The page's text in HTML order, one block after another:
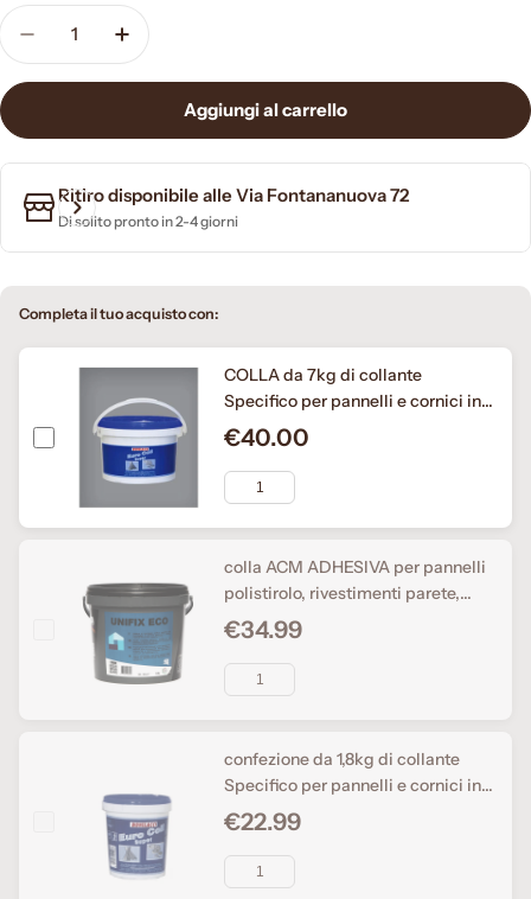
Quantità
Diminuisci la quantità per DAPHNE mudel
Aumenta la quantità per DAPHNE
Aggiungi al carrello
Ritiro disponibile alle Via Fontananuova 72
Di solito pronto in 2-4 giorni
Completa il tuo acquisto con:
COLLA da 7kg di collante
Specifico per pannelli e cornici in
polistirolo
€40.00
colla ACM ADHESIVA per pannelli
polistirolo, rivestimenti parete,
boiserie
€34.99
confezione da 1,8kg di collante
Specifico per pannelli e cornici in
polistirolo, rapida asciugatura,
antimuffa, effetto ventosa
€22.99